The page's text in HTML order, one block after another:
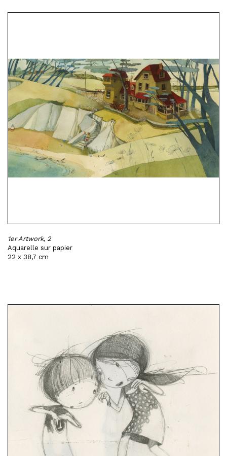
1er Artwork, 2
Aquarelle sur papier
22 x 38,7 cm